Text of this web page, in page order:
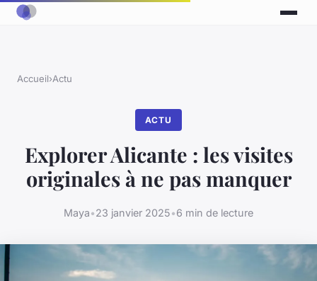
Accueil›Actu
ACTU
Explorer Alicante : les visites
originales à ne pas manquer
Maya•23 janvier 2025•6 min de lecture